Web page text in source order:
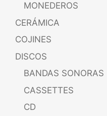
MONEDEROS
CERÁMICA
COJINES
DISCOS
BANDAS SONORAS
CASSETTES
CD